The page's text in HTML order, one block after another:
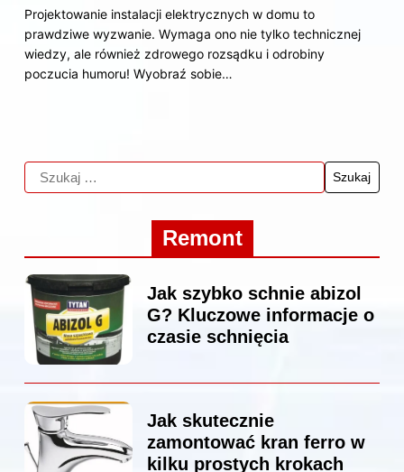
Projektowanie instalacji elektrycznych w domu to
prawdziwe wyzwanie. Wymaga ono nie tylko technicznej
wiedzy, ale również zdrowego rozsądku i odrobiny
poczucia humoru! Wyobraź sobie…
Remont
Jak szybko schnie abizol
G? Kluczowe informacje o
czasie schnięcia
Jak skutecznie
zamontować kran ferro w
kilku prostych krokach